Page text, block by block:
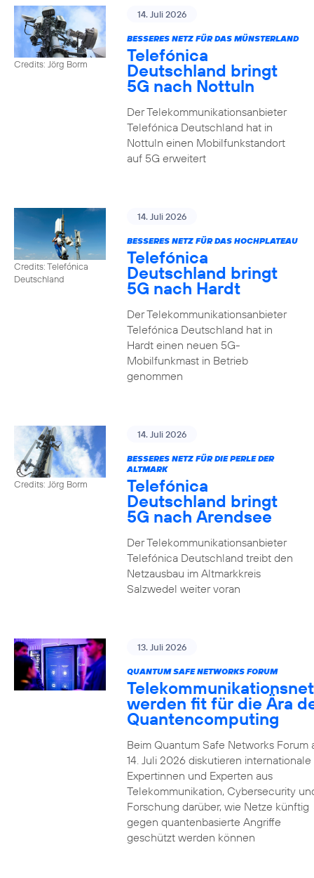
Credits: Jörg Borm
14. Juli 2026
BESSERES NETZ FÜR DAS MÜNSTERLAND
Telefónica
Deutschland bringt
5G nach Nottuln
Der Telekommunikationsanbieter
Telefónica Deutschland hat in
Nottuln einen Mobilfunkstandort
auf 5G erweitert
Credits: Telefónica
Deutschland
14. Juli 2026
BESSERES NETZ FÜR DAS HOCHPLATEAU
Telefónica
Deutschland bringt
5G nach Hardt
Der Telekommunikationsanbieter
Telefónica Deutschland hat in
Hardt einen neuen 5G-
Mobilfunkmast in Betrieb
genommen
Credits: Jörg Borm
14. Juli 2026
BESSERES NETZ FÜR DIE PERLE DER
ALTMARK
Telefónica
Deutschland bringt
5G nach Arendsee
Der Telekommunikationsanbieter
Telefónica Deutschland treibt den
Netzausbau im Altmarkkreis
Salzwedel weiter voran
13. Juli 2026
QUANTUM SAFE NETWORKS FORUM
werden fit für die Ära
Quantencomputing
Beim Quantum Safe Networks Forum
14. Juli 2026 diskutieren internationale
Expertinnen und Experten aus
Telekommunikation, Cybersecurity
Forschung darüber, wie Netze künftig
gegen quantenbasierte Angriffe
geschützt werden können